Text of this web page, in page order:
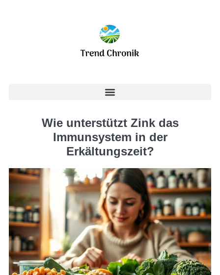
Wie unterstützt Zink das
Immunsystem in der
Erkältungszeit?